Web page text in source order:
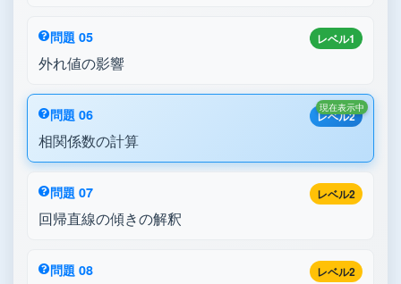
レベル1
問題 05
外れ値の影響
レベル2
問題 06
相関係数の計算
現在表示中
レベル2
問題 07
回帰直線の傾きの解釈
レベル2
問題 08